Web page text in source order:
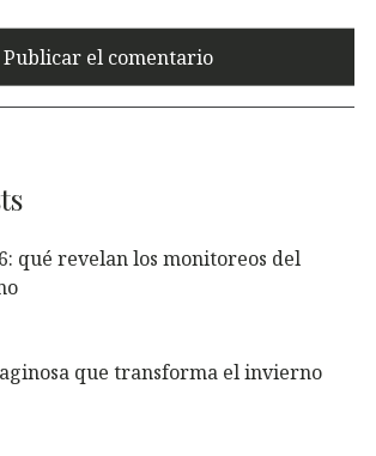
qué revelan los monitoreos del
que transforma el invierno